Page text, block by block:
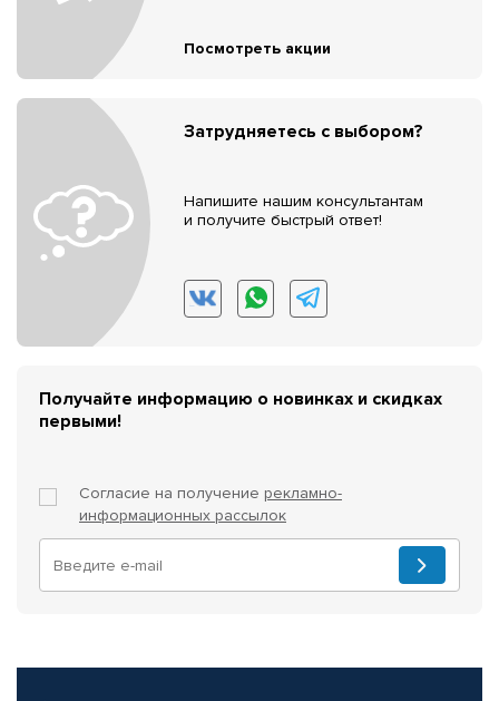
Посмотреть акции
Затрудняетесь с выбором?
Напишите нашим консультантам
и получите быстрый ответ!
Получайте информацию о новинках и скидках
первыми!
Согласие на получение рекламно-
информационных рассылок